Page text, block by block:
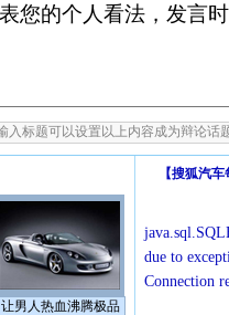
让男人热血沸腾极品
【搜狐汽车
due to
Connection